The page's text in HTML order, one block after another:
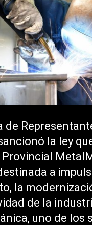
de
la ley
a
la
de la
uno de los